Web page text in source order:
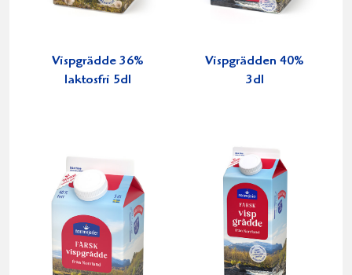
Vispgrädde 36%
laktosfri 5dl
Vispgrädden 40%
3dl